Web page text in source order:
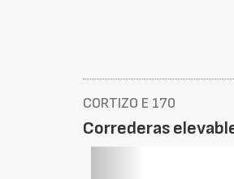
CORTIZO E 170
Correderas